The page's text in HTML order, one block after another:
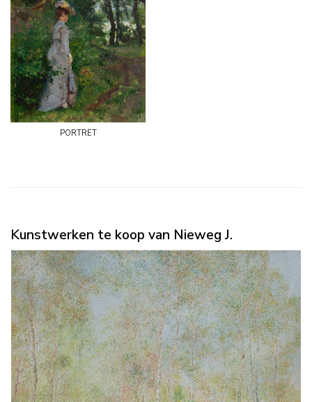
portret
Kunstwerken te koop van Nieweg J.